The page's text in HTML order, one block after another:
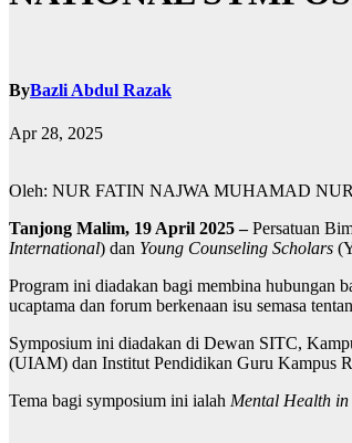
ByBazli Abdul Razak
Apr 28, 2025
Oleh: NUR FATIN NAJWA MUHAMAD
Tanjong Malim, 19 April 2025 –Persatuan
International) dan Young Counseling Scholars
Program ini diadakan bagi membina hubungan
ucaptama dan forum berkenaan isu semasa
Symposium ini diadakan di Dewan SITC,
(UIAM) dan Institut Pendidikan Guru Kampus
Tema bagi symposium ini ialah Mental Health